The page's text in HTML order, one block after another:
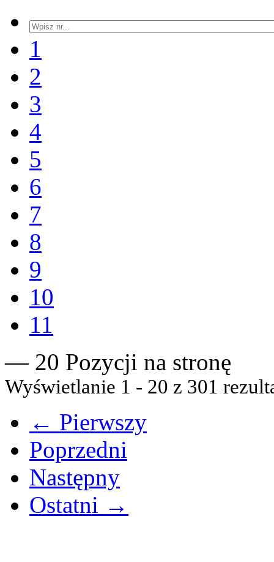
1
2
3
4
5
6
7
8
9
10
11
— 20 Pozycji na stronę
Wyświetlanie 1 - 20 z 301
← Pierwszy
Poprzedni
Następny
Ostatni →